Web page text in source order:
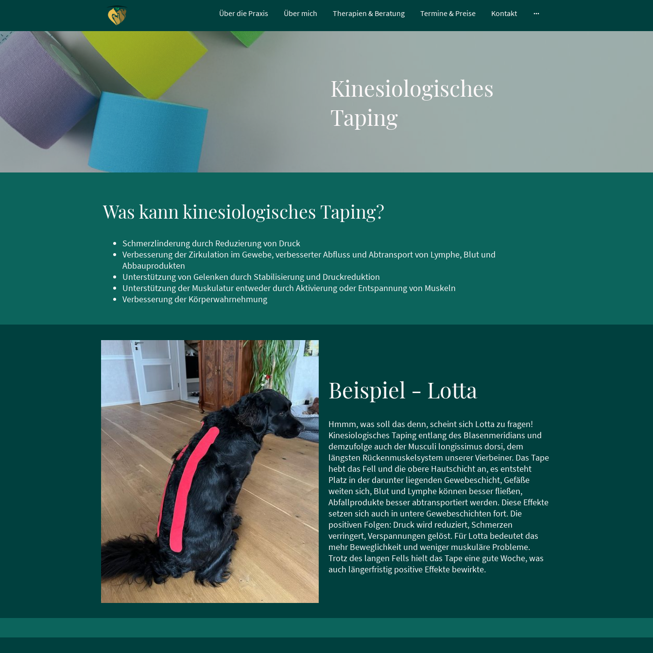
Über die Praxis Über mich Therapien & Beratung Termine & Preise Kontakt
Kinesiologisches
Taping
Was kann kinesiologisches Taping?
Schmerzlinderung durch Reduzierung von Druck
Verbesserung der Zirkulation im Gewebe, verbesserter Abfluss und Abtransport von Lymphe, Blut und
Abbauprodukten
Unterstützung von Gelenken durch Stabilisierung und Druckreduktion
Unterstützung der Muskulatur entweder durch Aktivierung oder Entspannung von Muskeln
Verbesserung der Körperwahrnehmung
Beispiel - Lotta
Hmmm, was soll das denn, scheint sich Lotta zu fragen!
Kinesiologisches Taping entlang des Blasenmeridians und
demzufolge auch der Musculi longissimus dorsi, dem
längsten Rückenmuskelsystem unserer Vierbeiner. Das Tape
hebt das Fell und die obere Hautschicht an, es entsteht
Platz in der darunter liegenden Gewebeschicht, Gefäße
weiten sich, Blut und Lymphe können besser fließen,
Abfallprodukte besser abtransportiert werden. Diese Effekte
setzen sich auch in untere Gewebeschichten fort. Die
positiven Folgen: Druck wird reduziert, Schmerzen
verringert, Verspannungen gelöst. Für Lotta bedeutet das
mehr Beweglichkeit und weniger muskuläre Probleme.
Trotz des langen Fells hielt das Tape eine gute Woche, was
auch längerfristig positive Effekte bewirkte.